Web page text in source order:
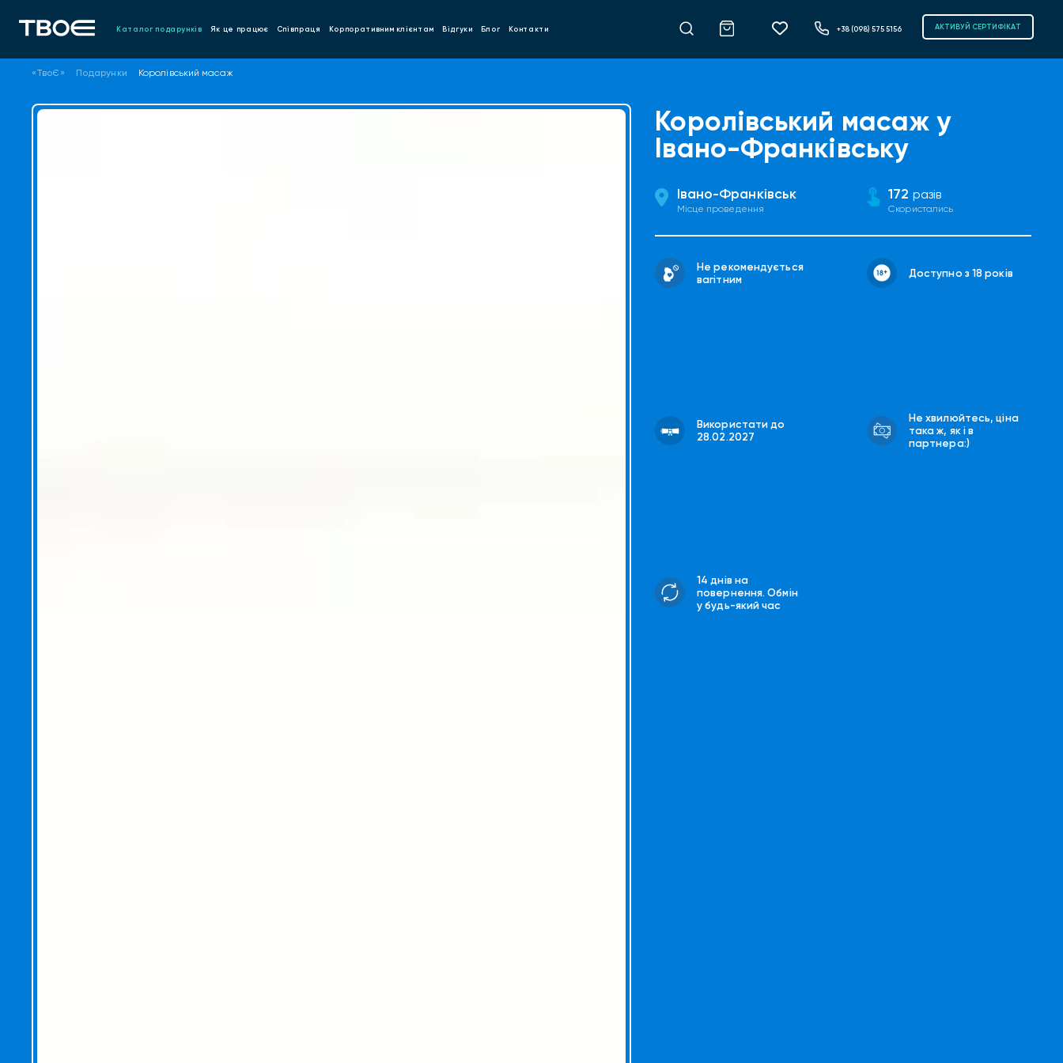
Каталог подарунків Як це працює Співпраця Корпоративним клієнтам Відгуки Блог Контакти +38 (098) 575 5156 АКТИВУЙ СЕРТИФІКАТ
«ТвоЄ» Подарунки Королівський масаж
Королівський масаж у
Івано-Франківську
Івано-Франківськ
Місце проведення
172 разів
Скористались
Не рекомендується
вагітним
Доступно з 18 років
Використати до
28.02.2027
Не хвилюйтесь, ціна
така ж, як і в
партнера:)
14 днів на
повернення. Обмін
у будь-який час